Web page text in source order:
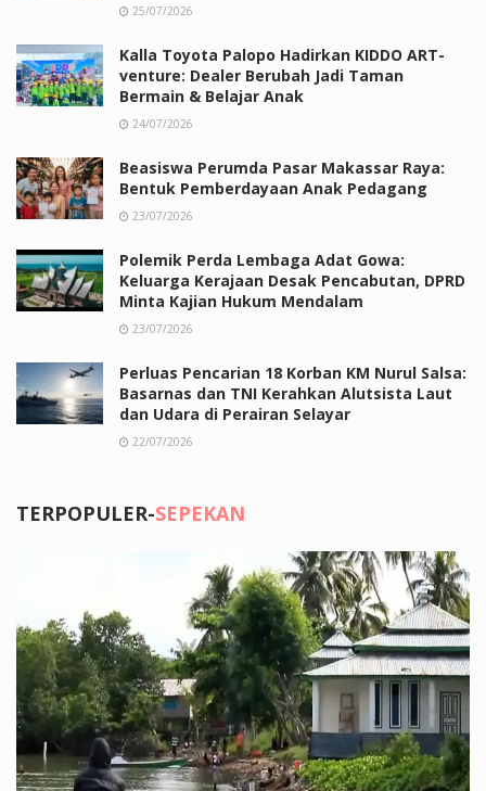
25/07/2026
Kalla Toyota Palopo Hadirkan KIDDO ART-
venture: Dealer Berubah Jadi Taman
Bermain & Belajar Anak
24/07/2026
Beasiswa Perumda Pasar Makassar Raya:
Bentuk Pemberdayaan Anak Pedagang
23/07/2026
Polemik Perda Lembaga Adat Gowa:
Keluarga Kerajaan Desak Pencabutan, DPRD
Minta Kajian Hukum Mendalam
23/07/2026
Perluas Pencarian 18 Korban KM Nurul Salsa:
Basarnas dan TNI Kerahkan Alutsista Laut
dan Udara di Perairan Selayar
22/07/2026
TERPOPULER-SEPEKAN